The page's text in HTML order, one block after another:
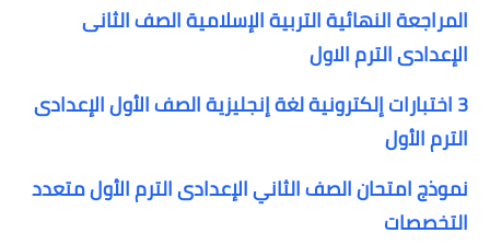
المراجعة النهائية التربية الإسلامية الصف الثانى
الإعدادى الترم الاول
3 اختبارات إلكترونية لغة إنجليزية الصف الأول الإعدادى
الترم الأول
نموذج امتحان الصف الثاني الإعدادى الترم الأول متعدد
التخصصات